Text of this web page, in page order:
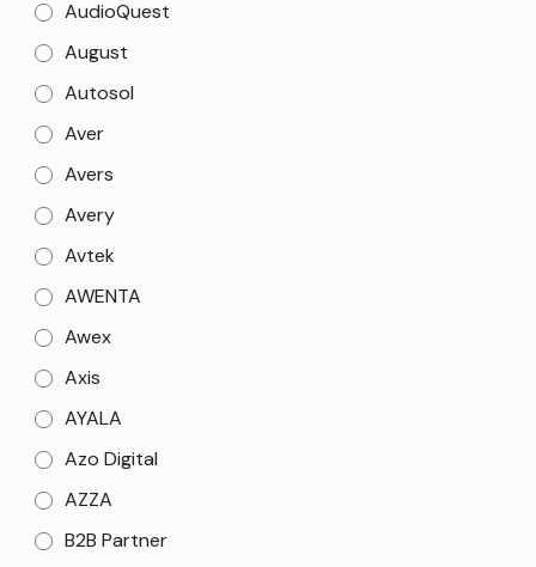
AudioQuest
August
Autosol
Aver
Avers
Avery
Avtek
AWENTA
Awex
Axis
AYALA
Azo Digital
AZZA
B2B Partner